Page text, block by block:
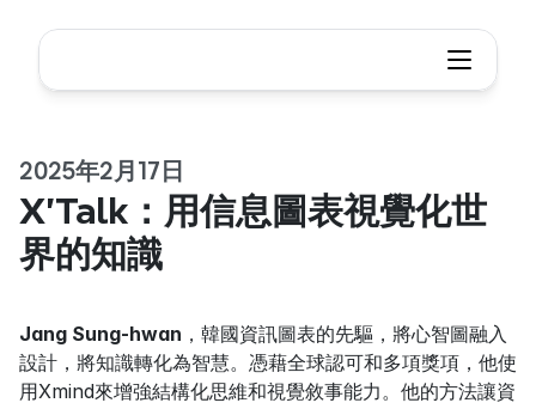
2025年2月17日
X'Talk：用信息圖表視覺化世
界的知識
Jang Sung-hwan ，韓國資訊圖表的先驅，將心智圖融入
設計，將知識轉化為智慧。憑藉全球認可和多項獎項，他使
用Xmind來增強結構化思維和視覺敘事能力。他的方法讓資